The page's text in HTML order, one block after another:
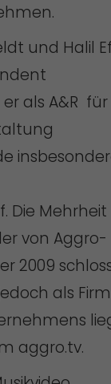
und Halil
er als A&R für
Die Mehrheit
von Aggro-
2009
als
aggro.tv.